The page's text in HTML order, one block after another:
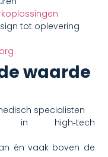
tot oplevering
waarde
specialisten
in high‑tech
én vaak boven de